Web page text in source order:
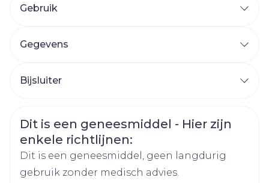
Gebruik
Gegevens
Merken Sterop
Breedte 124 mm
Bijsluiter
Veiligheidsinformatie
Dit is een geneesmiddel - Hier zijn
enkele richtlijnen:
Dit is een geneesmiddel, geen langdurig
gebruik zonder medisch advies.